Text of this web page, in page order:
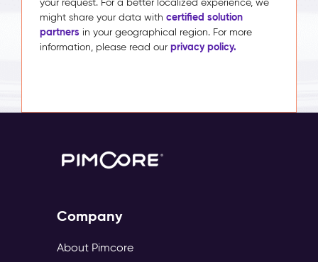
might share your data with certified solution
partners in your geographical region. For more
information, please read our privacy policy.
Company
About Pimcore